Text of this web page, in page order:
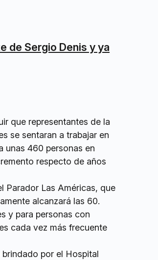
de Sergio Denis y ya
que representantes de la
se sentaran a trabajar en
unas 460 personas en
respecto de años
Parador Las Américas, que
alcanzará las 60.
y para personas con
cada vez más frecuente
por el Hospital